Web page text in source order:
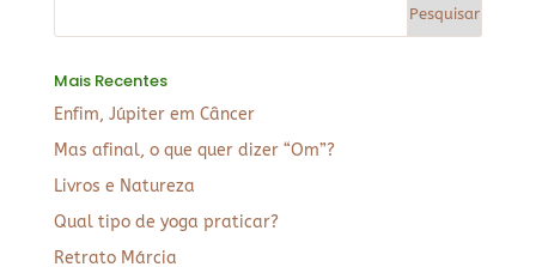
Mais Recentes
Enfim, Júpiter em Câncer
Mas afinal, o que quer dizer “Om”?
Livros e Natureza
Qual tipo de yoga praticar?
Retrato Márcia